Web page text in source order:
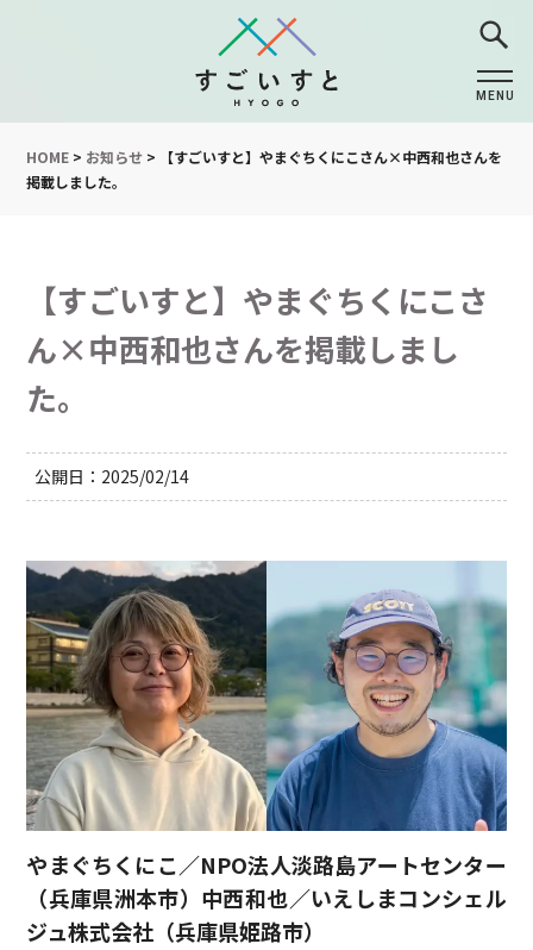
HOME > お知らせ >
【すごいすと】やまぐちくにこさん×中西和也さんを
掲載しました。
【すごいすと】やまぐちくにこさ
ん×中西和也さんを掲載しまし
た。
公開日 2025/02/14
やまぐちくにこ／NPO法人淡路島アートセンター
（兵庫県洲本市） 中西和也／いえしまコンシェル
ジュ株式会社（兵庫県姫路市）
MENU